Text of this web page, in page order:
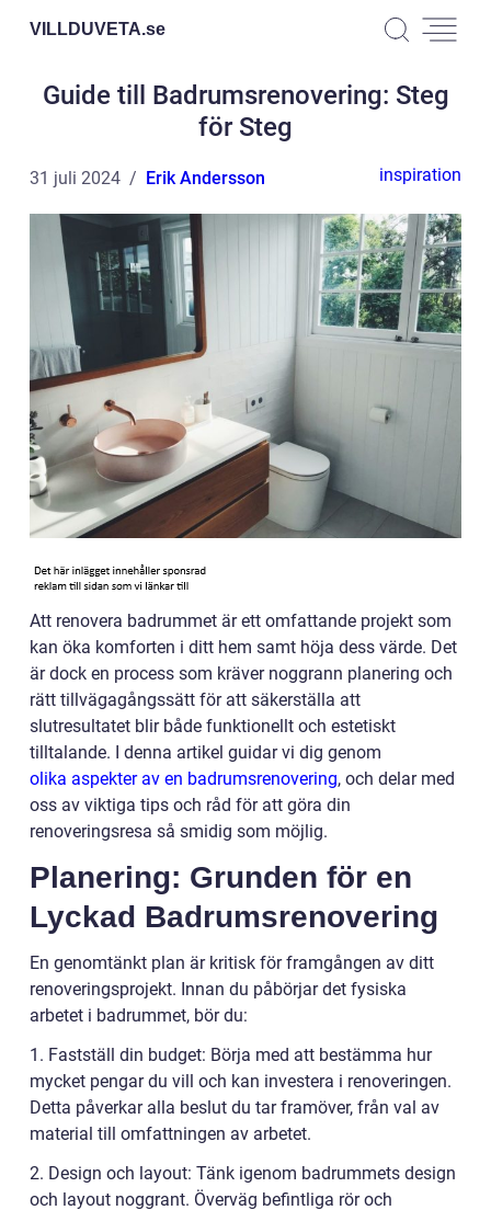
VILLDUVETA.se
Guide till Badrumsrenovering: Steg
för Steg
31 juli 2024 Erik Andersson inspiration
Att renovera badrummet är ett omfattande projekt som
kan öka komforten i ditt hem samt höja dess värde. Det
är dock en process som kräver noggrann planering och
rätt tillvägagångssätt för att säkerställa att
slutresultatet blir både funktionellt och estetiskt
tilltalande. I denna artikel guidar vi dig genom
olika aspekter av en badrumsrenovering, och delar med
oss av viktiga tips och råd för att göra din
renoveringsresa så smidig som möjlig.
Planering: Grunden för en
Lyckad Badrumsrenovering
En genomtänkt plan är kritisk för framgången av ditt
renoveringsprojekt. Innan du påbörjar det fysiska
arbetet i badrummet, bör du:
1. Fastställ din budget: Börja med att bestämma hur
mycket pengar du vill och kan investera i renoveringen.
Detta påverkar alla beslut du tar framöver, från val av
material till omfattningen av arbetet.
2. Design och layout: Tänk igenom badrummets design
och layout noggrant. Överväg befintliga rör och